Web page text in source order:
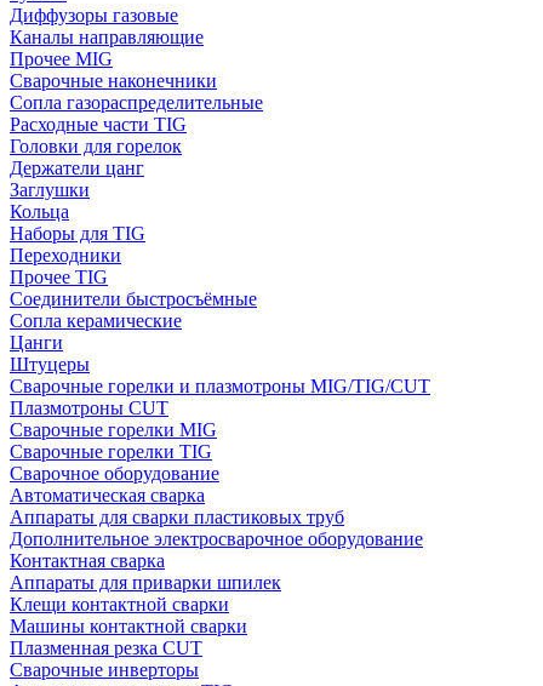
Диффузоры газовые
Каналы направляющие
Прочее MIG
Сварочные наконечники
Сопла газораспределительные
Расходные части TIG
Головки для горелок
Держатели цанг
Заглушки
Кольца
Наборы для TIG
Переходники
Прочее TIG
Соединители быстросъёмные
Сопла керамические
Цанги
Штуцеры
Сварочные горелки и плазмотроны MIG/TIG/CUT
Плазмотроны CUT
Сварочные горелки MIG
Сварочные горелки TIG
Сварочное оборудование
Автоматическая сварка
Аппараты для сварки пластиковых труб
Дополнительное электросварочное оборудование
Контактная сварка
Аппараты для приварки шпилек
Клещи контактной сварки
Машины контактной сварки
Плазменная резка CUT
Сварочные инверторы